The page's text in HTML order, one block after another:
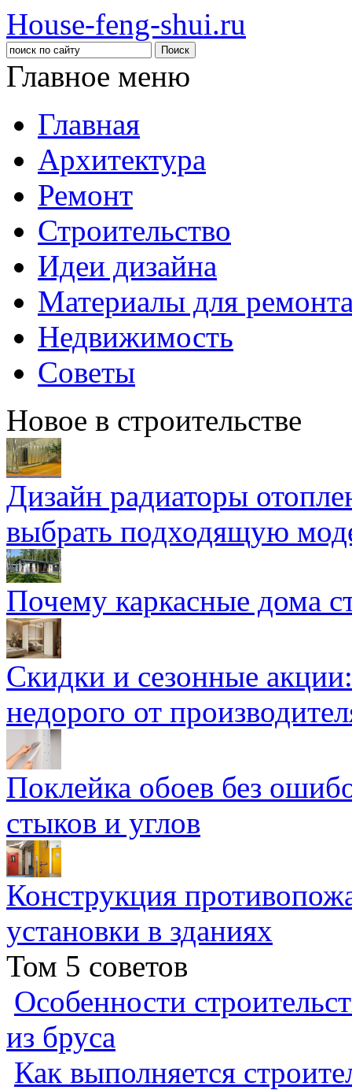
House-feng-shui.ru
Главное меню
Главная
Архитектура
Ремонт
Строительство
Идеи дизайна
Материалы для
Недвижимость
Советы
Новое в строительстве
Дизайн радиаторы
выбрать подходящую
Почему каркасные дома
Скидки и сезонные
недорого от
Поклейка обоев без
стыков и углов
Конструкция
установки в зданиях
Том 5 советов
Особенности
из бруса
Как выполняется